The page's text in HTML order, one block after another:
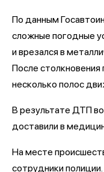
По данным
сложные погодные
и врезался в
После столкновения
несколько полос
В результате ДТП
доставили в
На месте
сотрудники